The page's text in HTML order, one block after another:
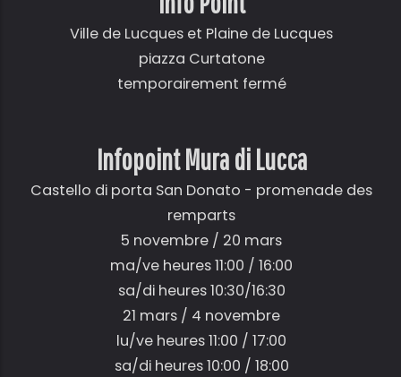
Ville de Lucques et Plaine de Lucques
piazza Curtatone
temporairement fermé
Infopoint Mura di Lucca
Castello di porta San Donato - promenade des
remparts
5 novembre / 20 mars
ma/ve heures 11:00 / 16:00
sa/di heures 10:30/16:30
21 mars / 4 novembre
lu/ve heures 11:00 / 17:00
sa/di heures 10:00 / 18:00